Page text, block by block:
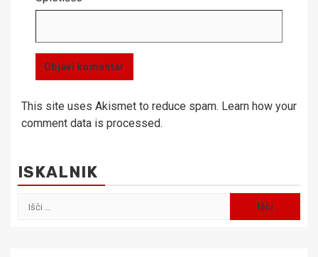
This site uses Akismet to reduce spam. Learn how your
comment data is processed.
ISKALNIK
Išči: